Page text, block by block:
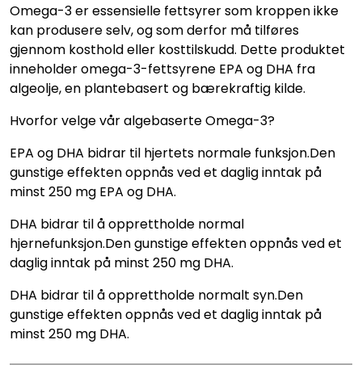
Omega-3 er essensielle fettsyrer som kroppen ikke
kan produsere selv, og som derfor må tilføres
gjennom kosthold eller kosttilskudd. Dette produktet
inneholder omega-3-fettsyrene EPA og DHA fra
algeolje, en plantebasert og bærekraftig kilde.
Hvorfor velge vår algebaserte Omega-3?
EPA og DHA bidrar til hjertets normale funksjon.Den
gunstige effekten oppnås ved et daglig inntak på
minst 250 mg EPA og DHA.
DHA bidrar til å opprettholde normal
hjernefunksjon.Den gunstige effekten oppnås ved et
daglig inntak på minst 250 mg DHA.
DHA bidrar til å opprettholde normalt syn.Den
gunstige effekten oppnås ved et daglig inntak på
minst 250 mg DHA.